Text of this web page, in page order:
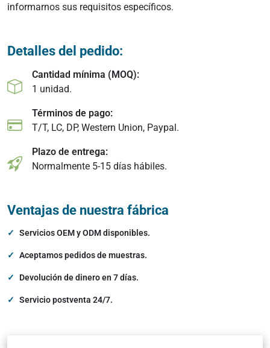
informarnos sus requisitos específicos.
Detalles del pedido:
Cantidad mínima (MOQ):
1 unidad.
Términos de pago:
T/T, LC, DP, Western Union, Paypal.
Plazo de entrega:
Normalmente 5-15 días hábiles.
Ventajas de nuestra fábrica
Servicios OEM y ODM disponibles.
Aceptamos pedidos de muestras.
Devolución de dinero en 7 días.
Servicio postventa 24/7.